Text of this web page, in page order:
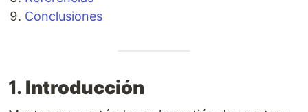
Conclusiones
1. Introducción